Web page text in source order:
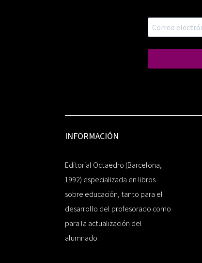
INFORMACIÓN
Editorial Octaedro (Barcelona,
1992) especializada en libros
sobre educación, tanto para el
desarrollo del profesorado como
para la actualización del
alumnado.